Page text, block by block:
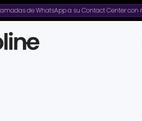
de WhatsApp a su Contact Center con